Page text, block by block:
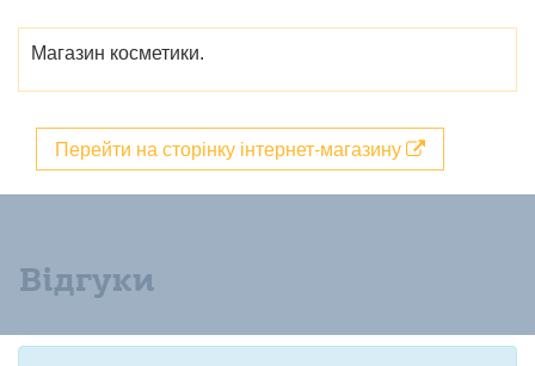
Магазин косметики.
Перейти на сторінку інтернет-магазину
Відгуки